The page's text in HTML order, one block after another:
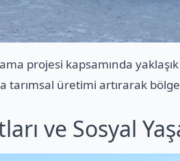
projesi kapsamında
tarımsal üretimi artırarak
ve Sosyal